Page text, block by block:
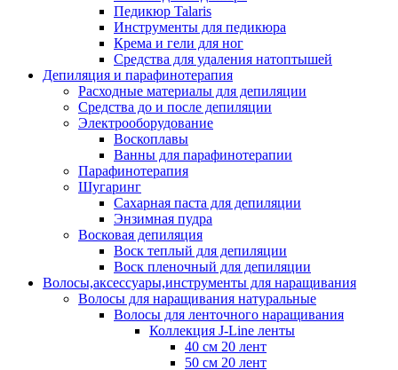
Педикюр Talaris
Инструменты для педикюра
Крема и гели для ног
Средства для удаления натоптышей
Депиляция и парафинотерапия
Расходные материалы для депиляции
Средства до и после депиляции
Электрооборудование
Воскоплавы
Ванны для парафинотерапии
Парафинотерапия
Шугаринг
Сахарная паста для депиляции
Энзимная пудра
Восковая депиляция
Воск теплый для депиляции
Воск пленочный для депиляции
Волосы,аксессуары,инструменты для наращивания
Волосы для наращивания натуральные
Волосы для ленточного наращивания
Коллекция J-Line ленты
40 см 20 лент
50 см 20 лент